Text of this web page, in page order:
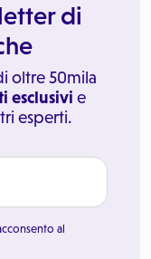
di
oltre 50mila
esclusivi e
esperti.
al